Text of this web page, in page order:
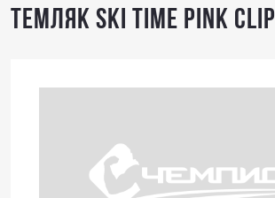
Темляк SKI TIME Pink Clip